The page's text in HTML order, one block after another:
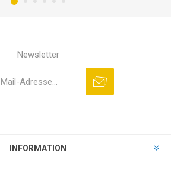
Newsletter
INFORMATION